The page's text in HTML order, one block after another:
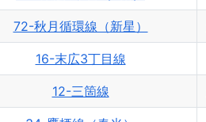
72-秋月循環線（新星）
16-末広3丁目線
12-三箇線